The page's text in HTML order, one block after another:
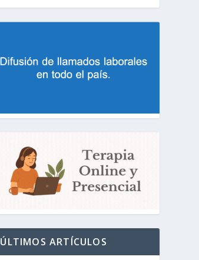
ÚLTIMOS ARTÍCULOS